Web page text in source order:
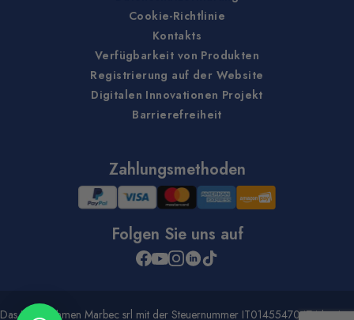
Cookie-Richtlinie
Kontakts
Verfügbarkeit von Produkten
Registrierung auf der Website
Digitalen Innovationen Projekt
Barrierefreiheit
Zahlungsmethoden
Folgen Sie uns auf
Das Unternehmen Marbec srl mit der Steuernummer IT01455470474 hat im